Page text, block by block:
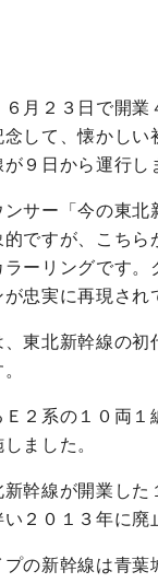
月２３日で開業
して、懐かしい
９日から運行し
サー「今の東北
ですが、こちら
ーリングです。
忠実に再現され
東北新幹線の初
２系の１０両１
ました。
幹線が開業した
２０１３年に廃
の新幹線は青葉